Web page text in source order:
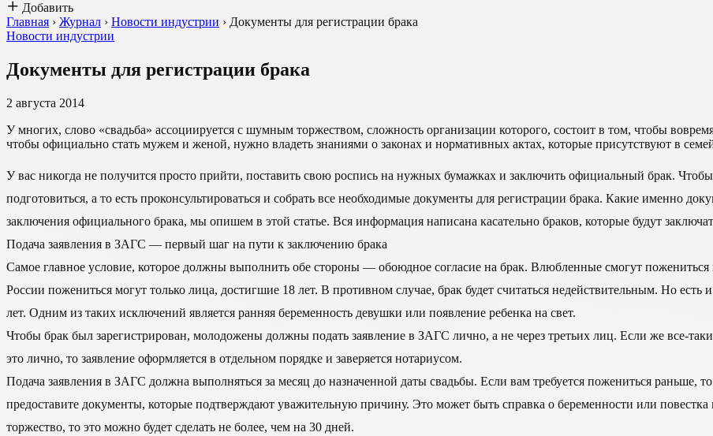
Добавить
Главная › Журнал › Новости индустрии › Документы для регистрации брака
Новости индустрии
Документы для регистрации брака
2 августа 2014
У многих, слово «свадьба» ассоциируется с шумным торжеством, сложность организации которого, состоит в том, чтобы
чтобы официально стать мужем и женой, нужно владеть знаниями о законах и нормативных актах, которые присутствуют в
У вас никогда не получится просто прийти, поставить свою роспись на нужных бумажках и заключить официальный брак.
подготовиться, а то есть проконсультироваться и собрать все необходимые документы для регистрации брака. Какие именно
заключения официального брака, мы опишем в этой статье. Вся информация написана касательно браков, которые будут
Подача заявления в ЗАГС — первый шаг на пути к заключению брака
Самое главное условие, которое должны выполнить обе стороны — обоюдное согласие на брак. Влюбленные смогут пожениться
России пожениться могут только лица, достигшие 18 лет. В противном случае, брак будет считаться недействительным. Но
лет. Одним из таких исключений является ранняя беременность девушки или появление ребенка на свет.
Чтобы брак был зарегистрирован, молодожены должны подать заявление в ЗАГС лично, а не через третьих лиц. Если же все-
это лично, то заявление оформляется в отдельном порядке и заверяется нотариусом.
Подача заявления в ЗАГС должна выполняться за месяц до назначенной даты свадьбы. Если вам требуется пожениться раньше,
предоставите документы, которые подтверждают уважительную причину. Это может быть справка о беременности или повестка
торжество, то это можно будет сделать не более, чем на 30 дней.